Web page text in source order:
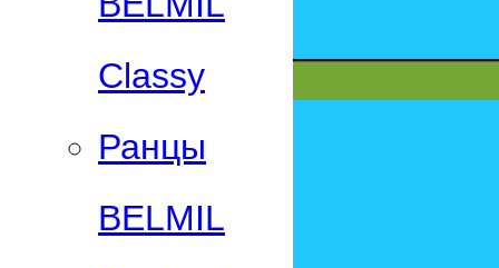
Classy
Ранцы
BELMIL